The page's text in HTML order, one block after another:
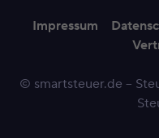
Impressum
© smartsteuer.de –